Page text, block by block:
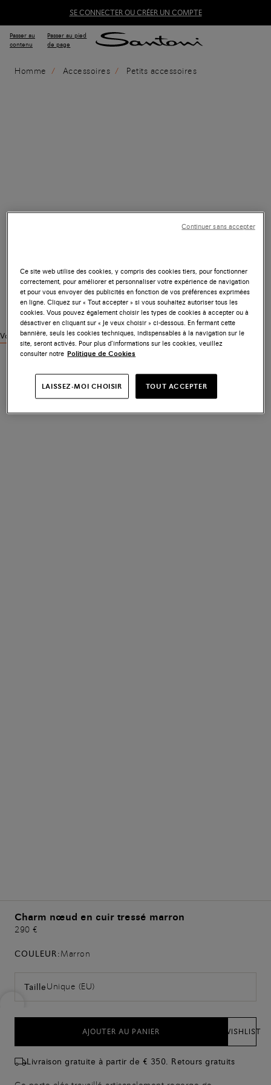
SE CONNECTER OU CRÉER UN COMPTE
Passer au
contenu
Passer au pied
de page
Homme Accessoires Petits accessoires
Voir des produits similaires
Charm nœud en cuir tressé marron
290 €
COULEUR:Marron
TailleUnique (EU)
AJOUTER AU PANIER WISHLIST
Livraison gratuite à partir de € 350. Retours gratuits
Ce site web utilise des cookies, y compris des cookies tiers, pour fonctionner
correctement, pour améliorer et personnaliser votre expérience de navigation
et pour vous envoyer des publicités en fonction de vos préférences exprimées
en ligne. Cliquez sur « Tout accepter » si vous souhaitez autoriser tous les
cookies. Vous pouvez également choisir les types de cookies à accepter ou à
désactiver en cliquant sur « Je veux choisir » ci-dessous. En fermant cette
bannière, seuls les cookies techniques, indispensables à la navigation sur le
site, seront activés. Pour plus d’informations sur les cookies, veuillez
consulter notre Politique de Cookies
LAISSEZ-MOI CHOISIR TOUT ACCEPTER
Continuer sans accepter